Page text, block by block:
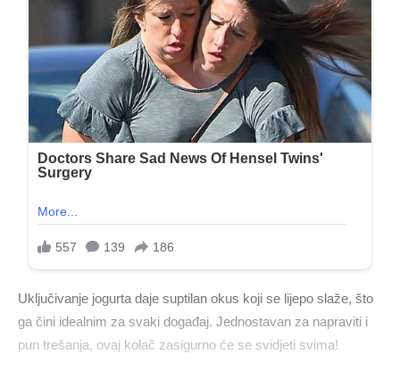
Uključivanje jogurta daje suptilan okus koji se lijepo slaže, što
ga čini idealnim za svaki događaj. Jednostavan za napraviti i
pun trešanja, ovaj kolač zasigurno će se svidjeti svima!